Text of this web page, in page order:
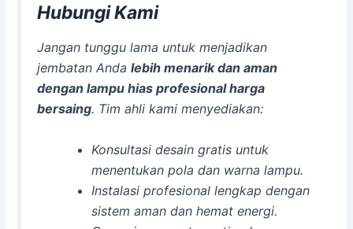
Hubungi Kami
Jangan tunggu lama untuk menjadikan
jembatan Andalebih menarik dan aman
dengan lampu hias profesional harga
bersaing. Tim ahli kami menyediakan:
Konsultasi desain gratis untuk
menentukan pola dan warna lampu.
Instalasi profesional lengkap dengan
sistem aman dan hemat energi.